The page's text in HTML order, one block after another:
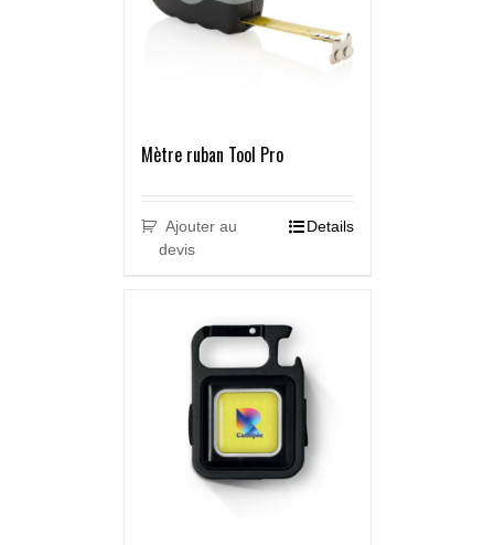
Mètre ruban Tool Pro
Ajouter au
devis
Details